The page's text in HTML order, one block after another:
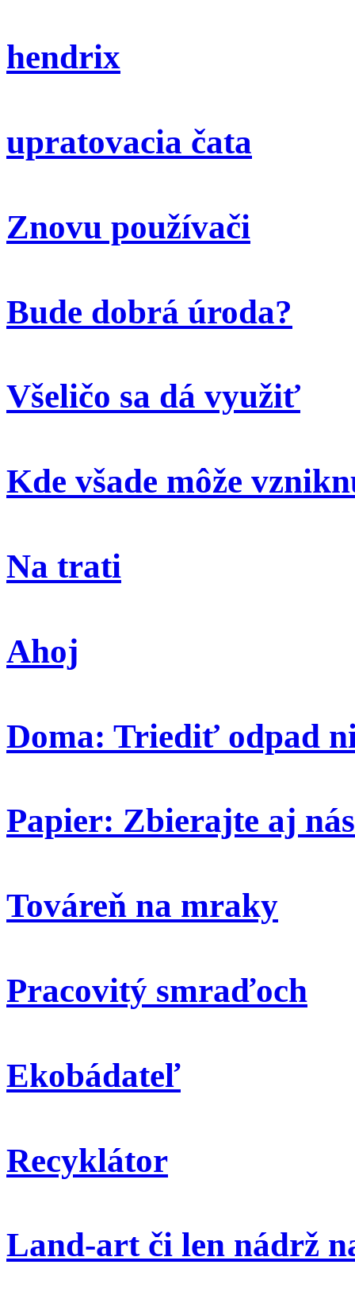
hendrix
upratovacia čata
Znovu používači
Bude dobrá úroda?
Všeličo sa dá využiť
Kde všade môže
Na trati
Ahoj
Doma: Triediť odpad
Papier: Zbierajte aj
Továreň na mraky
Pracovitý smraďoch
Ekobádateľ
Recyklátor
Land-art či len nádrž